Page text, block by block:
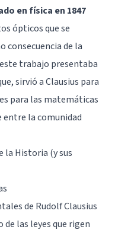
en física en 1847
ópticos que se
consecuencia de la
trabajo presentaba
sirvió a Clausius para
para las matemáticas
entre la comunidad
la Historia (y sus
de Rudolf Clausius
las leyes que rigen